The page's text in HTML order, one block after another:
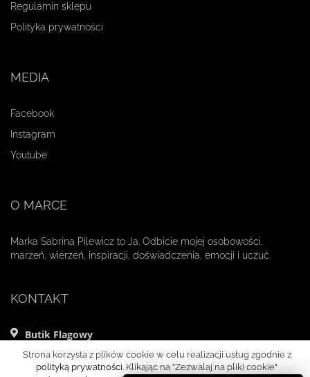
Regulamin sklepu
Polityka prywatności
MEDIA
Facebook
Instagram
Youtube
O MARCE
Marka Sabrina Pilewicz to Ja. Odbicie mojej osobowości,
marzeń, wierzeń, inspiracji, doświadczenia, emocji i uczuć.
KONTAKT
Butik Flagowy
ul. Mikołaja Kopernika 11 lok. 1
00-359 Warszawa
Strona korzysta z plików cookie w celu realizacji usług zgodnie z
polityką prywatności. Klikając na "Zezwalaj na pliki cookie"